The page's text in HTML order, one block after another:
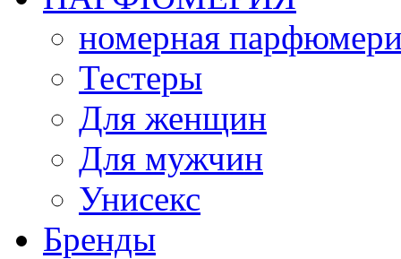
номерная
Тестеры
Для женщин
Для мужчин
Унисекс
Бренды